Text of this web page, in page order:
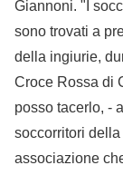
Giannoni. "I
sono trovati a
della ingiurie,
Croce Rossa di
posso tacerlo, -
soccorritori
associazione